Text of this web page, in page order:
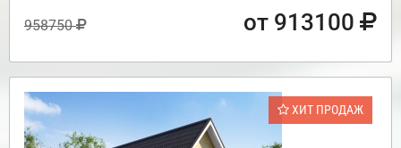
958750 от 913100
ХИТ ПРОДАЖ